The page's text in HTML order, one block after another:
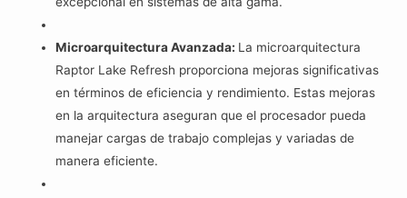
Microarquitectura Avanzada: La microarquitectura
Raptor Lake Refresh proporciona mejoras significativas
en términos de eficiencia y rendimiento. Estas mejoras
en la arquitectura aseguran que el procesador pueda
manejar cargas de trabajo complejas y variadas de
manera eficiente.